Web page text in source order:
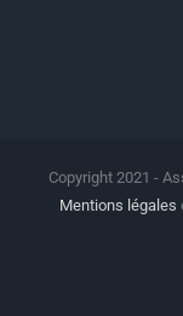
Copyright 2021 -
Mentions légales